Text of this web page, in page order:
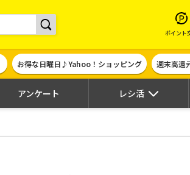
イントサイト | ハピタス
ポイント
お得な日曜日♪Yahoo！ショッピング 週末高還
アンケート レシ活